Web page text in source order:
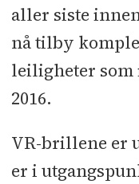
aller siste
nå tilby
leiligheter
2016.
VR-brillene er
er i